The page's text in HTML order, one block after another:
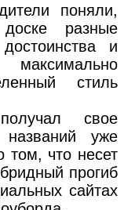
поняли,
разные
и
стиль
свое
уже
что несет
прогиб
сайтах